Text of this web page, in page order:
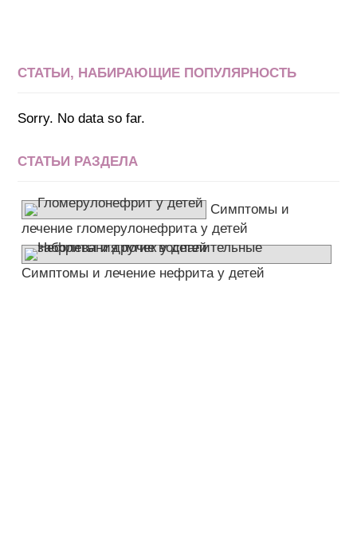
СТАТЬИ, НАБИРАЮЩИЕ ПОПУЛЯРНОСТЬ
Sorry. No data so far.
СТАТЬИ РАЗДЕЛА
Симптомы и
лечение гломерулонефрита у детей
Симптомы и лечение нефрита у детей